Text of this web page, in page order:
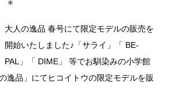
＊
大人の逸品 春号にて限定モデルの販売を
開始いたしました♪「サライ」「 BE-
PAL」「 DIME」 等でお馴染みの小学館
逸品」にてヒコイトウの限定モデルを販